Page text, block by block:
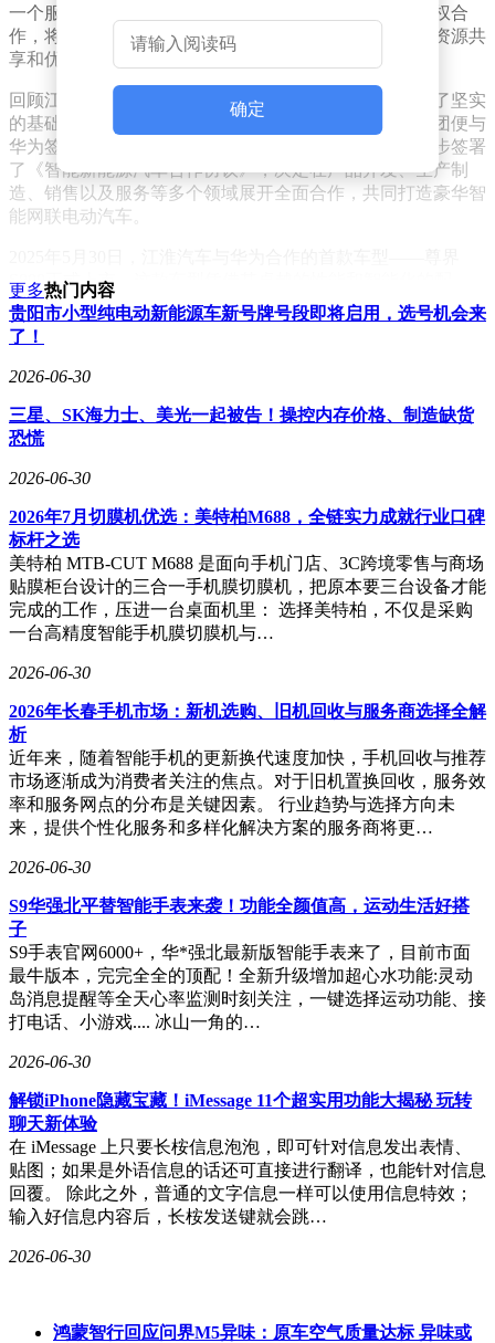
一个服务汽车产业的开放平台。江淮汽车表示，通过股权合
作，将进一步深化与华为在智能汽车领域的合作，实现资源共
享和优势互补。
回顾江淮汽车与华为的合作历程，双方的合作早已奠定了坚实
的基础。早在2019年12月，江淮汽车的控股股东江汽集团便与
华为签署了全面合作框架协议。2023年12月，双方进一步签署
了《智能新能源汽车合作协议》，决定在产品开发、生产制
造、销售以及服务等多个领域展开全面合作，共同打造豪华智
能网联电动汽车。
S800正式上市。这款车型凭借其卓越的性能和智能化的配
置，迅速赢得了市场的认可。截至2026年3月底，尊界S800的
累计交付量已突破1.6万台，连续7个月稳居中国百万级超豪华
轿车销量冠军的宝座。
化。2026年4月26日，双方签署了《联合创新合作协议》，明
确将围绕技术共研、产业链共融以及品牌共塑三大方向展开更
任、终端BG董事长余承东透露，尊界品牌即将推出一款更高
端的200万级新车，预计将于6月底正式发布。
近年来，江淮汽车在高端化和智能化方面持续发力。今年年
初，公司成功完成了定增工作，募集了35亿元资金，扣除发行
费用后将全部用于高端智能电动平台的开发项目。这一举措将
进一步提升江淮汽车在智能汽车领域的研发实力和市场竞争
力。
确定
更多热门内容
贵阳市小型纯电动新能源车新号牌号段即将启用，选号机会来
了！
2026-06-30
三星、SK海力士、美光一起被告！操控内存价格、制造缺货
恐慌
2026-06-30
2026年7月切膜机优选：美特柏M688，全链实力成就行业口碑
标杆之选
美特柏 MTB-CUT M688 是面向手机门店、3C跨境零售与商场
贴膜柜台设计的三合一手机膜切膜机，把原本要三台设备才能
完成的工作，压进一台桌面机里： 选择美特柏，不仅是采购
一台高精度智能手机膜切膜机与…
2026-06-30
2026年长春手机市场：新机选购、旧机回收与服务商选择全解
析
近年来，随着智能手机的更新换代速度加快，手机回收与推荐
市场逐渐成为消费者关注的焦点。对于旧机置换回收，服务效
率和服务网点的分布是关键因素。 行业趋势与选择方向未
来，提供个性化服务和多样化解决方案的服务商将更…
2026-06-30
S9华强北平替智能手表来袭！功能全颜值高，运动生活好搭
子
S9手表官网6000+，华*强北最新版智能手表来了，目前市面
最牛版本，完完全全的顶配！全新升级增加超心水功能:灵动
岛消息提醒等全天心率监测时刻关注，一键选择运动功能、接
打电话、小游戏.... 冰山一角的…
2026-06-30
解锁iPhone隐藏宝藏！iMessage 11个超实用功能大揭秘 玩转
聊天新体验
在 iMessage 上只要长桉信息泡泡，即可针对信息发出表情、
贴图；如果是外语信息的话还可直接进行翻译，也能针对信息
回覆。 除此之外，普通的文字信息一样可以使用信息特效；
输入好信息内容后，长桉发送键就会跳…
2026-06-30
鸿蒙智行回应问界M5异味：原车空气质量达标 异味或